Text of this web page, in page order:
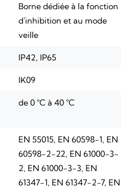
Borne dédiée à la fonction
d'inhibition et au mode
veille
IP42, IP65
IK09
de 0 °C à 40 °C
EN 55015, EN 60598-1, EN
60598-2-22, EN 61000-3-
2, EN 61000-3-3, EN
61347-1, EN 61347-2-7, EN